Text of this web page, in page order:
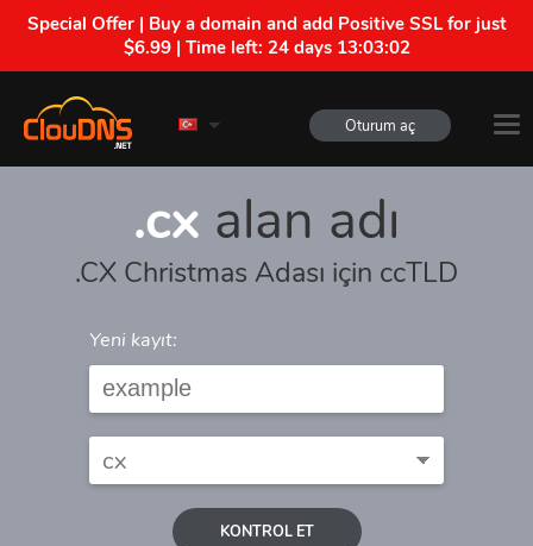
Special Offer | Buy a domain and add Positive SSL for just
$6.99 | Time left: 24 days 13:03:02
Oturum aç
.cx alan adı
.CX Christmas Adası için ccTLD
Yeni kayıt:
KONTROL ET